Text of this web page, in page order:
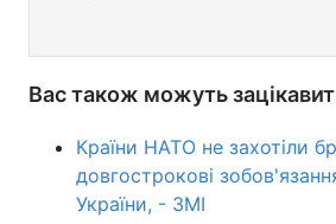
Вас також можуть
Країни НАТО не захотіли
довгострокові
України, - ЗМІ